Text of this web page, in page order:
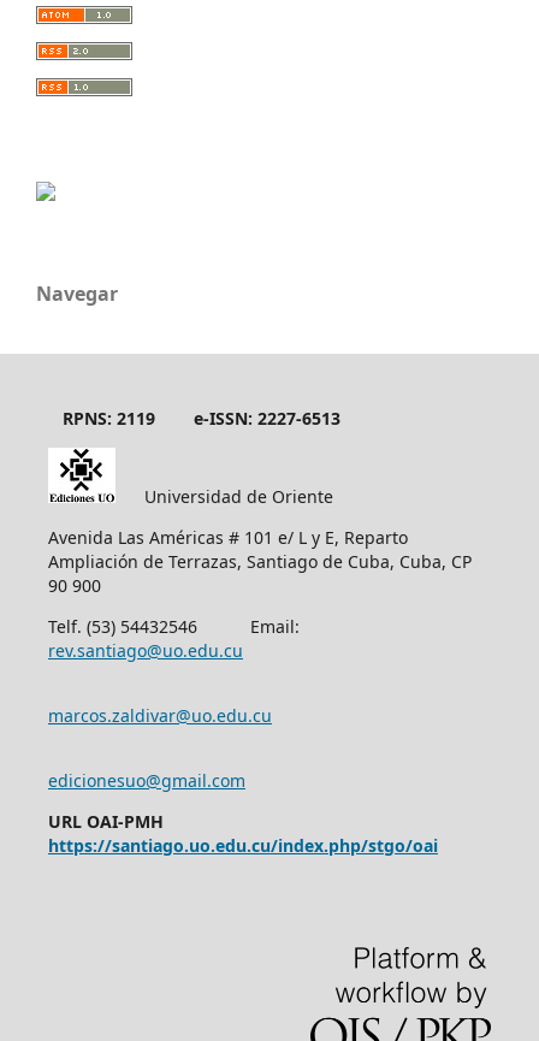
Navegar
RPNS: 2119 e-ISSN: 2227-6513
Universidad de Oriente
Avenida Las Américas # 101 e/ L y E, Reparto
Ampliación de Terrazas, Santiago de Cuba, Cuba, CP
90 900
Telf. (53) 54432546 Email:
rev.santiago@uo.edu.cu
marcos.zaldivar@uo.edu.cu
edicionesuo@gmail.com
URL OAI-PMH
https://santiago.uo.edu.cu/index.php/stgo/oai